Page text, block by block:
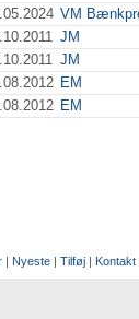
VM
JM
JM
EM
EM
| Nyeste | Tilføj | Kontakt